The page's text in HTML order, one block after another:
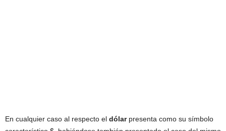
En cualquier caso al respecto el dólarpresenta como su símbolo